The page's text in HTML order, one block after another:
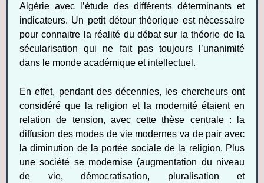
Algérie avec l’étude des différents déterminants et
indicateurs. Un petit détour théorique est nécessaire
pour connaitre la réalité du débat sur la théorie de la
sécularisation qui ne fait pas toujours l’unanimité
dans le monde académique et intellectuel.
En effet, pendant des décennies, les chercheurs ont
considéré que la religion et la modernité étaient en
relation de tension, avec cette thèse centrale : la
diffusion des modes de vie modernes va de pair avec
la diminution de la portée sociale de la religion. Plus
une société se modernise (augmentation du niveau
de vie, démocratisation, pluralisation et